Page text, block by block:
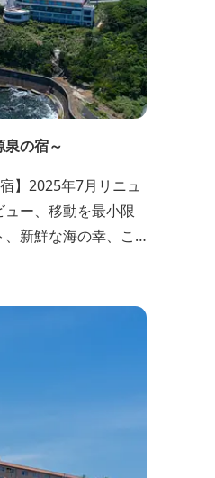
の宿～
】2025年7月リニュ
ー、移動を最小限
新鮮な海の幸、こ
展望デッキ〜いじ